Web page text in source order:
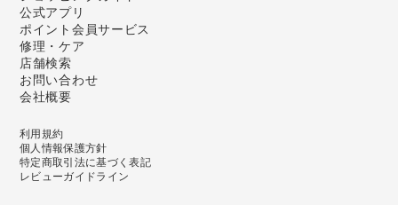
公式アプリ
ポイント会員サービス
修理・ケア
店舗検索
お問い合わせ
会社概要
利用規約
個人情報保護方針
特定商取引法に基づく表記
レビューガイドライン